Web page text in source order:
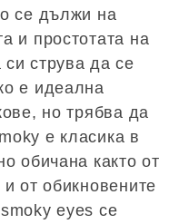
се дължи на
и простотата на
струва да се
е идеална
но трябва да
е класика в
обичана както от
от обикновените
eyes се